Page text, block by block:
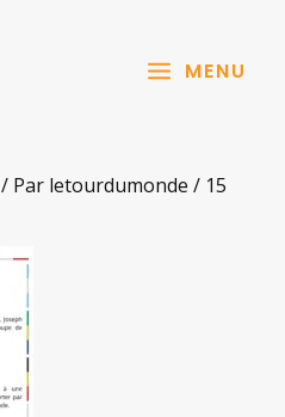
MENU
/ Par letourdumonde / 15